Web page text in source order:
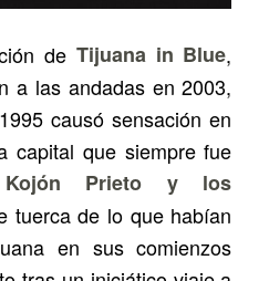
de Tijuana in Blue,
a las andadas en 2003,
causó sensación en
capital que siempre fue
Kojón Prieto y los
tuerca de lo que habían
en sus comienzos